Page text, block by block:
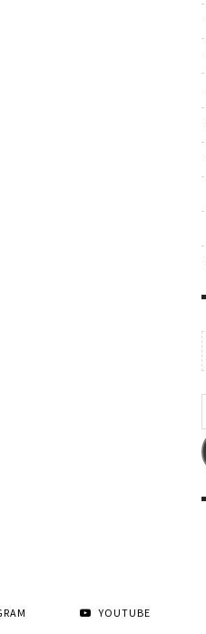
YOUTUBE